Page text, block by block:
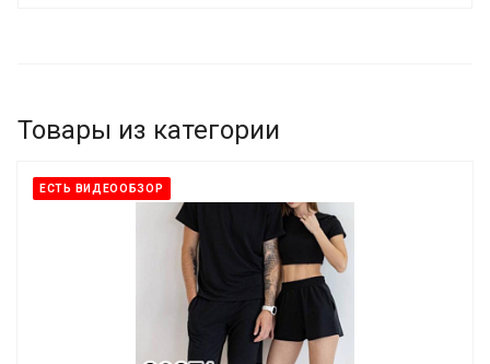
Товары из категории
ЕСТЬ ВИДЕООБЗОР